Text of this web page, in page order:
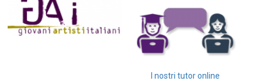
I nostri tutor online